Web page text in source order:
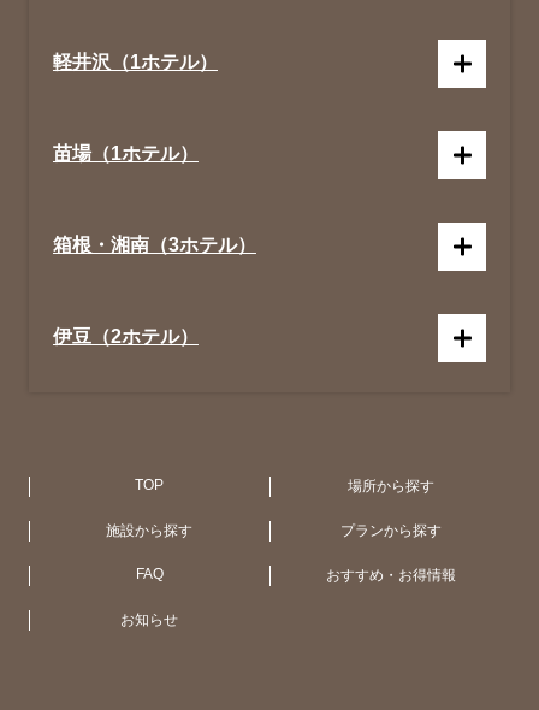
軽井沢（1ホテル）
苗場（1ホテル）
箱根・湘南（3ホテル）
伊豆（2ホテル）
大阪（1ホテル）
函館・大沼（1ホテル）
オーストラリア（11ホテル）
TOP 場所から探す
施設から探す プランから探す
FAQ おすすめ・お得情報
お知らせ